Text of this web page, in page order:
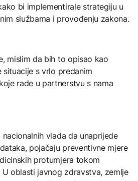
bi implementirale strategiju u
službama i provođenju zakona.
mislim da bih to opisao kao
s vrlo predanim
rade u partnerstvu s nama
vlada da unaprijede
pojačaju preventivne mjere
protumjera tokom
U oblasti javnog zdravstva, zemlje